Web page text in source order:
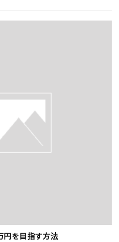
円を目指す方法